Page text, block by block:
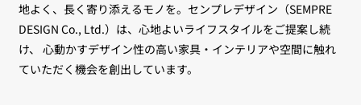
地よく、長く寄り添えるモノを。センプレデザイン（SEMPRE
DESIGN Co., Ltd.）は、心地よいライフスタイルをご提案し続
け、 心動かすデザイン性の高い家具・インテリアや空間に触れ
ていただく機会を創出しています。